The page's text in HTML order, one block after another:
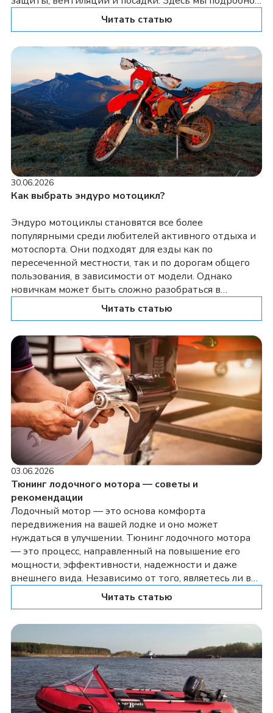
разберемся, как и какую экипировку подобрать под
Читать статью
30.06.2026
Как выбрать эндуро мотоцикл?
Эндуро мотоциклы становятся все более
популярными среди любителей активного отдыха и
мотоспорта. Они подходят для езды как по
пересеченной местности, так и по дорогам общего
пользования, в зависимости от модели. Однако
новичкам может быть сложно разобраться в
многообразии предложений. Поэтому мы
могут стать подходящими […]
Читать статью
03.06.2026
Тюнинг лодочного мотора — советы и
рекомендации
Лодочный мотор — это основа комфорта
передвижения на вашей лодке и оно может
нуждаться в улучшении. Тюнинг лодочного мотора
— это процесс, направленный на повышение его
мощности, эффективности, надежности и даже
внешнего вида. Независимо от того, являетесь ли вы
рыбаком, любителем водных видов спорта или
просто цените скорость и динамику, тюнинг может
Читать статью